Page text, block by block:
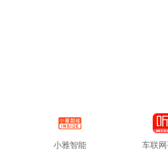
小雅智能
车联